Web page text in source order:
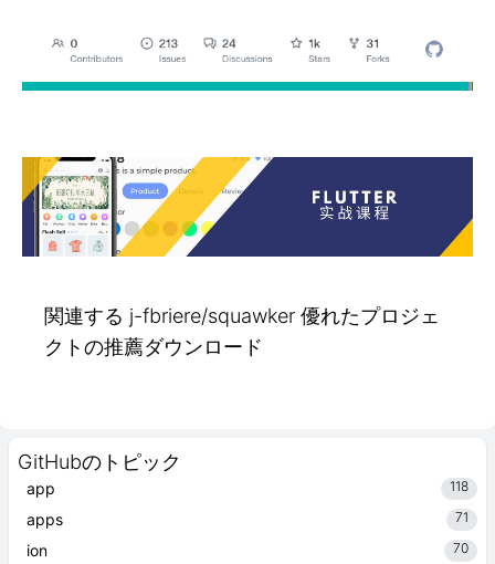
GitHubのトピック
app 118
apps 71
ion 70
関連する j-fbriere/squawker 優れたプロジェ
クトの推薦ダウンロード